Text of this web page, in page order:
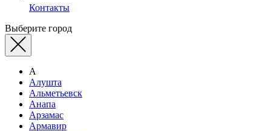
Контакты
Выберите город
А
Алушта
Альметьевск
Анапа
Арзамас
Армавир